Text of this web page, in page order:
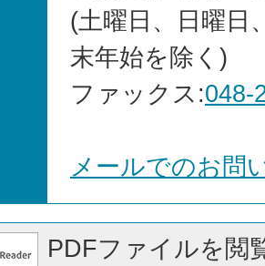
(土曜日、日曜日
末年始を除く)
ファックス:048-
メールでのお問
PDFファイルを閲